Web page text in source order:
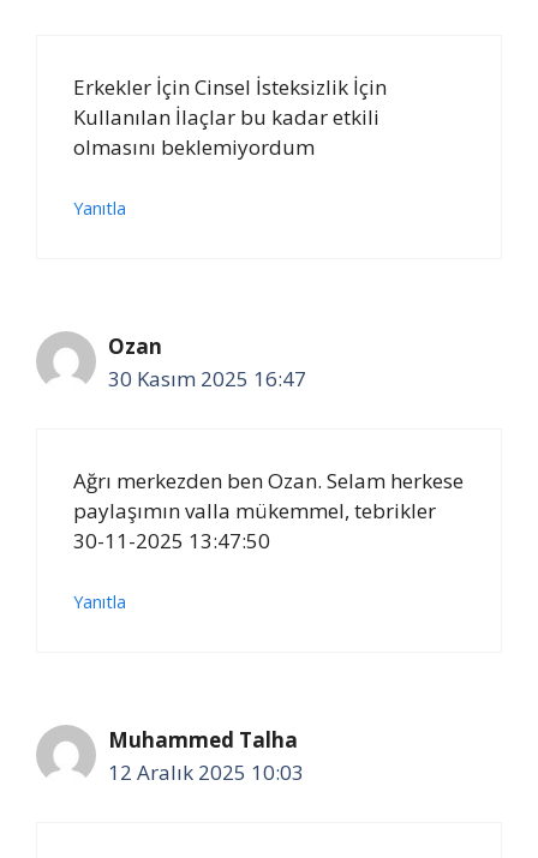
Erkekler İçin Cinsel İsteksizlik İçin
Kullanılan İlaçlar bu kadar etkili
olmasını beklemiyordum
Yanıtla
Ozan
30 Kasım 2025 16:47
Ağrı merkezden ben Ozan. Selam herkese
paylaşımın valla mükemmel, tebrikler
30-11-2025 13:47:50
Yanıtla
Muhammed Talha
12 Aralık 2025 10:03